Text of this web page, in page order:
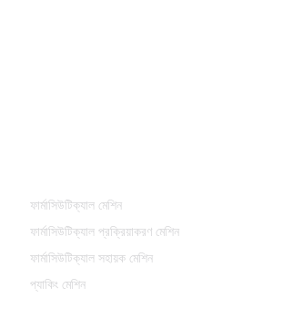
ফার্মাসিউটিক্যাল মেশিন
ফার্মাসিউটিক্যাল প্রক্রিয়াকরণ মেশিন
ফার্মাসিউটিক্যাল সহায়ক মেশিন
প্যাকিং মেশিন